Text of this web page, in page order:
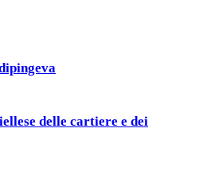
delle cartiere e dei